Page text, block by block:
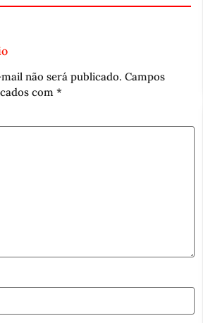
não será publicado. Campos
com *